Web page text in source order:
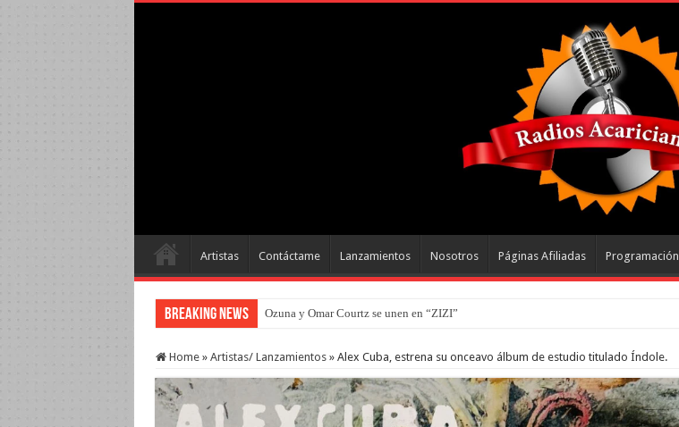
Artistas Contáctame Lanzamientos Nosotros Páginas Afiliadas Programación
Breaking News Ozuna y Omar Courtz se unen en “ZIZI”
Home » Artistas/ Lanzamientos » Alex Cuba, estrena su onceavo álbum de estudio titulado Índole.